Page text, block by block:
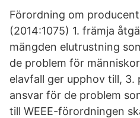
Förordning om
(2014:1075) 1. främja
mängden elutrustning
de problem för
elavfall ger upphov till, 3.
ansvar för de problem
till WEEE-förordningen